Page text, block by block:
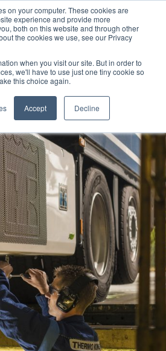
on your computer. These cookies are
experience and provide more
both on this website and through other
the cookies we use, see our Privacy
when you visit our site. But in order to
we'll have to use just one tiny cookie so
this choice again.
Accept Decline